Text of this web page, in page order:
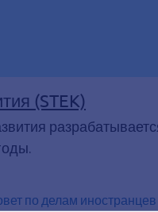
(STEK)
по делам иностранцев